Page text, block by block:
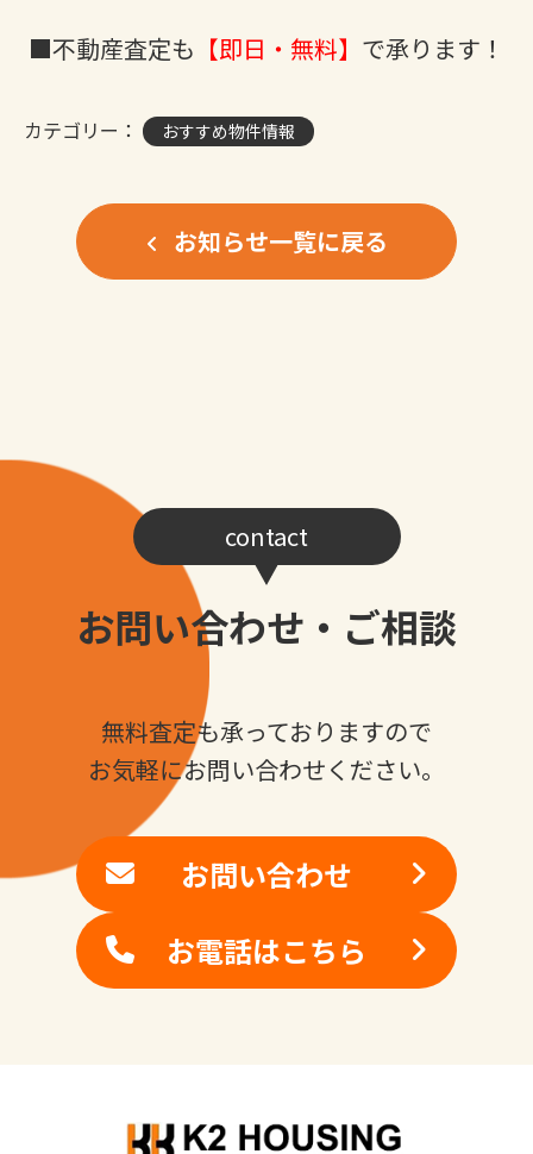
■不動産査定も 【即日・無料】 で承ります！
カテゴリー： おすすめ物件情報
お知らせ一覧に戻る
contact
お問い合わせ・ご相談
無料査定も承っておりますので
お気軽にお問い合わせください。
お問い合わせ
お電話はこちら